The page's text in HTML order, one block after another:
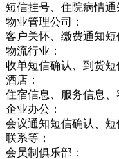
短信挂号、住院病情通
物业管理公司：
客户关怀、缴费通知短
物流行业：
收单短信确认、到货短
酒店：
住宿信息、服务信息、
企业办公：
会议通知短信确认、
联系等；
会员制俱乐部：